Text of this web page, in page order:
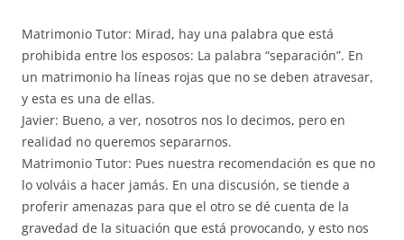
Matrimonio Tutor: Mirad, hay una palabra que está
prohibida entre los esposos: La palabra “separación”. En
un matrimonio ha líneas rojas que no se deben atravesar,
y esta es una de ellas.
Javier: Bueno, a ver, nosotros nos lo decimos, pero en
realidad no queremos separarnos.
Matrimonio Tutor: Pues nuestra recomendación es que no
lo volváis a hacer jamás. En una discusión, se tiende a
proferir amenazas para que el otro se dé cuenta de la
gravedad de la situación que está provocando, y esto nos